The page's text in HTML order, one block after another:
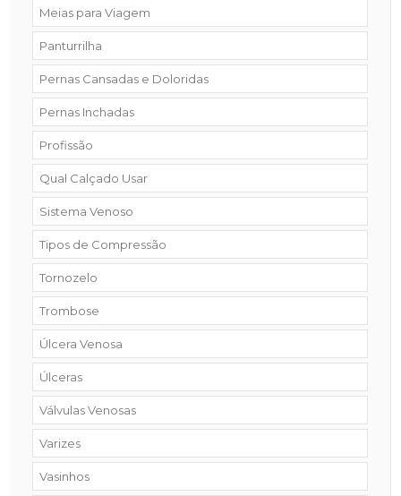
Meias para Viagem
Panturrilha
Pernas Cansadas e Doloridas
Pernas Inchadas
Profissão
Qual Calçado Usar
Sistema Venoso
Tipos de Compressão
Tornozelo
Trombose
Úlcera Venosa
Úlceras
Válvulas Venosas
Varizes
Vasinhos